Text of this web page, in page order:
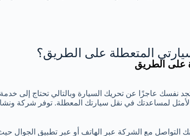
المتعطلة على الطريق؟
على الطريق
نفسك عاجزًا عن تحريك السيارة وبالتالي تحتاج إلى
لمساعدتك في نقل سيارتك المعطلة. توفر شركة
التواصل مع الشركة عبر الهاتف أو عبر تطبيق